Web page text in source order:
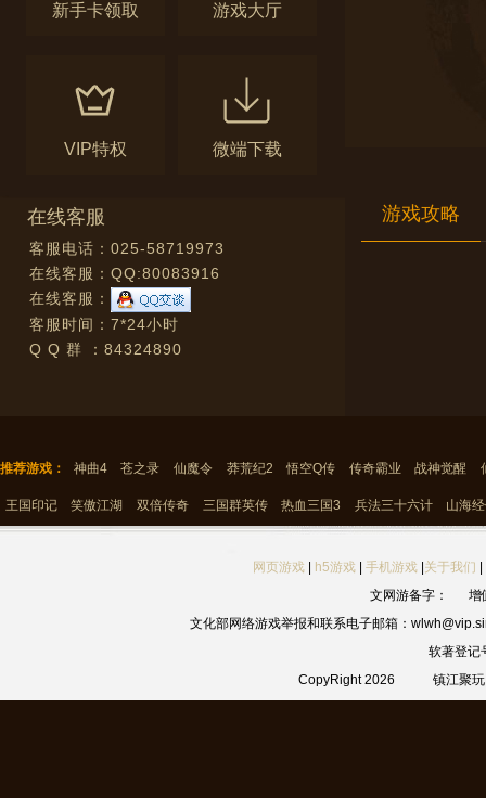
新手卡领取 游戏大厅
VIP特权 微端下载
在线客服
客服电话：025-58719973
在线客服： QQ:80083916
在线客服：
客服时间：7*24小时
Q Q 群 ：84324890
游戏攻略
推荐游戏： 神曲4 苍之录 仙魔令 莽荒纪2 悟空Q传 传奇霸业 战神觉醒
王国印记 笑傲江湖 双倍传奇 三国群英传 热血三国3 兵法三十六计 山海
网页游戏| h5游戏| 手机游戏| 关于我们
文网游备字：
增
文化部网络游戏举报和联系电子邮箱：
软著登记
CopyRight 2026
镇江聚